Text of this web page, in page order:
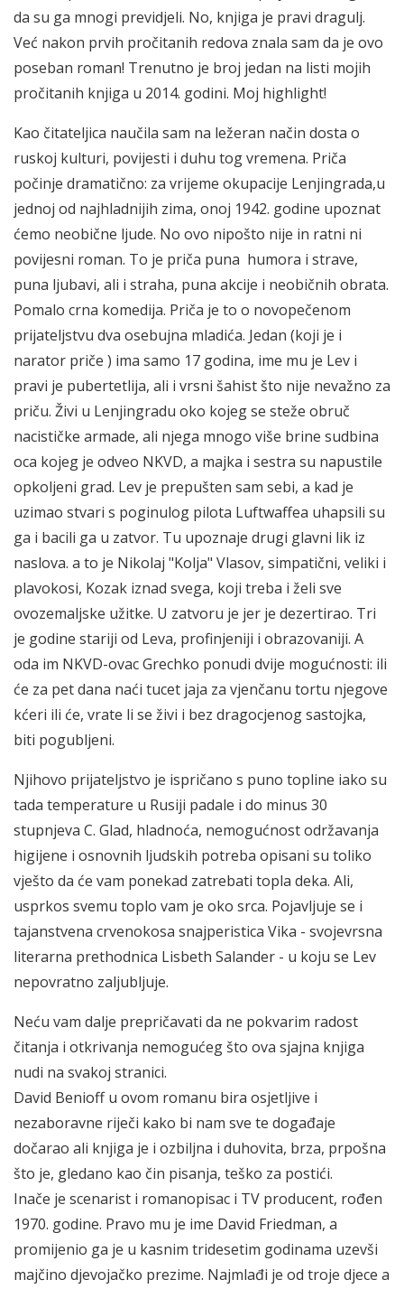
da su ga mnogi previdjeli. No, knjiga je pravi dragulj.
Već nakon prvih pročitanih redova znala sam da je ovo
poseban roman! Trenutno je broj jedan na listi mojih
pročitanih knjiga u 2014. godini. Moj highlight!
Kao čitateljica naučila sam na ležeran način dosta o
ruskoj kulturi, povijesti i duhu tog vremena. Priča
počinje dramatično: za vrijeme okupacije Lenjingrada,u
jednoj od najhladnijih zima, onoj 1942. godine upoznat
ćemo neobične ljude. No ovo nipošto nije in ratni ni
povijesni roman. To je priča puna humora i strave,
puna ljubavi, ali i straha, puna akcije i neobičnih obrata.
Pomalo crna komedija. Priča je to o novopečenom
prijateljstvu dva osebujna mladića. Jedan (koji je i
narator priče ) ima samo 17 godina, ime mu je Lev i
pravi je pubertetlija, ali i vrsni šahist što nije nevažno za
priču. Živi u Lenjingradu oko kojeg se steže obruč
nacističke armade, ali njega mnogo više brine sudbina
oca kojeg je odveo NKVD, a majka i sestra su napustile
opkoljeni grad. Lev je prepušten sam sebi, a kad je
uzimao stvari s poginulog pilota Luftwaffea uhapsili su
ga i bacili ga u zatvor. Tu upoznaje drugi glavni lik iz
naslova. a to je Nikolaj "Kolja" Vlasov, simpatični, veliki i
plavokosi, Kozak iznad svega, koji treba i želi sve
ovozemaljske užitke. U zatvoru je jer je dezertirao. Tri
je godine stariji od Leva, profinjeniji i obrazovaniji. A
oda im NKVD-ovac Grechko ponudi dvije mogućnosti: ili
će za pet dana naći tucet jaja za vjenčanu tortu njegove
kćeri ili će, vrate li se živi i bez dragocjenog sastojka,
biti pogubljeni.
Njihovo prijateljstvo je ispričano s puno topline iako su
tada temperature u Rusiji padale i do minus 30
stupnjeva C. Glad, hladnoća, nemogućnost održavanja
higijene i osnovnih ljudskih potreba opisani su toliko
vješto da će vam ponekad zatrebati topla deka. Ali,
usprkos svemu toplo vam je oko srca. Pojavljuje se i
tajanstvena crvenokosa snajperistica Vika - svojevrsna
literarna prethodnica Lisbeth Salander - u koju se Lev
nepovratno zaljubljuje.
Neću vam dalje prepričavati da ne pokvarim radost
čitanja i otkrivanja nemogućeg što ova sjajna knjiga
nudi na svakoj stranici.
David Benioff u ovom romanu bira osjetljive i
nezaboravne riječi kako bi nam sve te događaje
dočarao ali knjiga je i ozbiljna i duhovita, brza, prpošna
što je, gledano kao čin pisanja, teško za postići.
Inače je scenarist i romanopisac i TV producent, rođen
1970. godine. Pravo mu je ime David Friedman, a
promijenio ga je u kasnim tridesetim godinama uzevši
majčino djevojačko prezime. Najmlađi je od troje djece a